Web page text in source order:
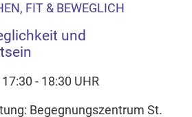
FIT & BEWEGLICH
und
- 18:30 UHR
Begegnungszentrum St.